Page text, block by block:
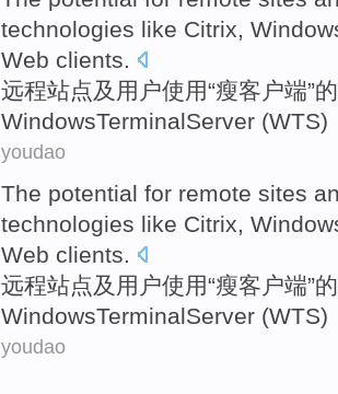
technologies like Citrix,
Web clients.
远程站点及 用户使用“瘦客户端”的
WindowsTerminalServer (WTS)
youdao
The potential for remote sites
technologies like Citrix,
Web clients.
远程站点及 用户使用“瘦客户端”的
WindowsTerminalServer (WTS)
youdao